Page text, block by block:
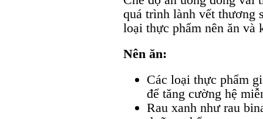
quá trình lành vết thương
loại thực phẩm nên ăn và
Nên ăn:
Các loại thực phẩm
để tăng cường hệ
Rau xanh như rau